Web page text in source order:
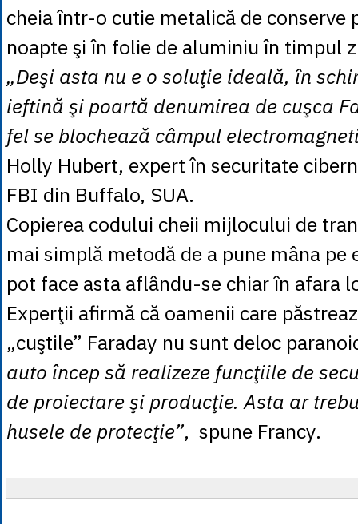
cheia într-o cutie metalică de conserve
noapte şi în folie de aluminiu în timpul
„Deşi asta nu e o soluţie ideală, în
ieftină şi poartă denumirea de cuşca
fel se blochează câmpul
Holly Hubert, expert în securitate
FBI din Buffalo, SUA.
Copierea codului cheii mijlocului de
mai simplă metodă de a pune mâna
pot face asta aflându-se chiar în afara
Experţii afirmă că oamenii care
„cuştile” Faraday nu sunt deloc
auto încep să realizeze funcţiile de
de proiectare şi producţie. Asta ar
husele de protecţie”, spune Francy.